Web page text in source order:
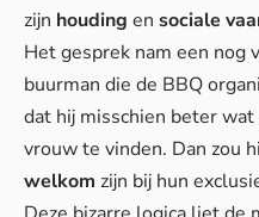
zijn houding en sociale
Het gesprek nam een nog
buurman die de BBQ
dat hij misschien beter
vrouw te vinden. Dan zou
welkom zijn bij hun